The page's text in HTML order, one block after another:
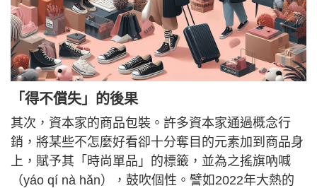
「得不償失」的後果
其次，資本家的商品包裝。許多資本家通過概念行
銷，將某些不怎麼好看卻十分奪目的元素加到商品身
上，賦予其「時尚單品」的標籤，並為之搖旗吶喊
（yáo qí nà hǎn），鼓吹個性。譬如2022年大熱的